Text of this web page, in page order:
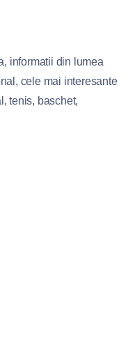
informatii din lumea
cele mai interesante
tenis, baschet,